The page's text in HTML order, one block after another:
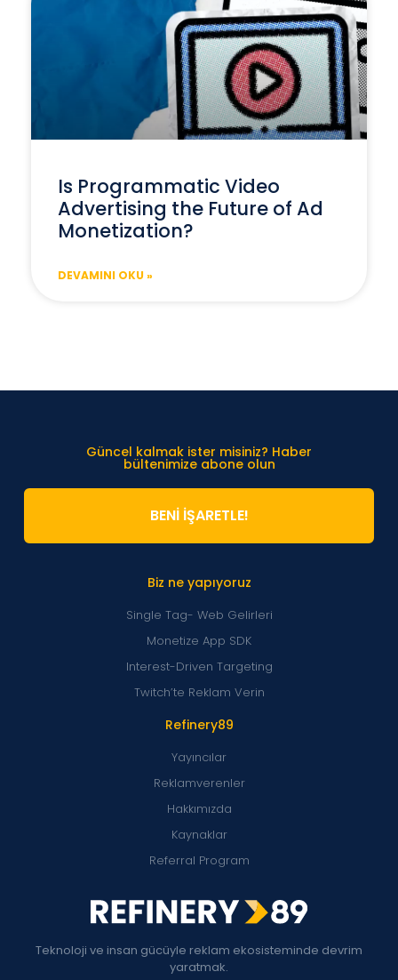
Is Programmatic Video
Advertising the Future of Ad
Monetization?
DEVAMINI OKU »
Teknoloji ve insan gücüyle reklam ekosisteminde devrim
yaratmak.
Refinery89
Yayıncılar
Reklamverenler
Hakkımızda
Kaynaklar
Referral Program
Biz ne yapıyoruz
Single Tag- Web Gelirleri
Monetize App SDK
Interest-Driven Targeting
Twitch’te Reklam Verin
Güncel kalmak ister misiniz? Haber
bültenimize abone olun
BENİ İŞARETLE!